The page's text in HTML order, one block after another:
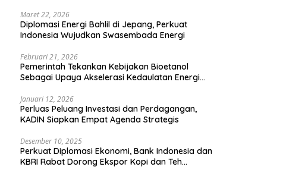
Maret 22, 2026
Diplomasi Energi Bahlil di Jepang, Perkuat
Indonesia Wujudkan Swasembada Energi
Februari 21, 2026
Pemerintah Tekankan Kebijakan Bioetanol
Sebagai Upaya Akselerasi Kedaulatan Energi
Januari 12, 2026
Perluas Peluang Investasi dan Perdagangan,
KADIN Siapkan Empat Agenda Strategis
Desember 10, 2025
Perkuat Diplomasi Ekonomi, Bank Indonesia dan
KBRI Rabat Dorong Ekspor Kopi dan Teh